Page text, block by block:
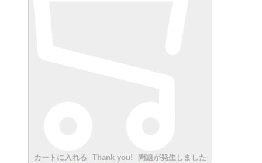
カートに入れる Thank you! 問題が発生しました